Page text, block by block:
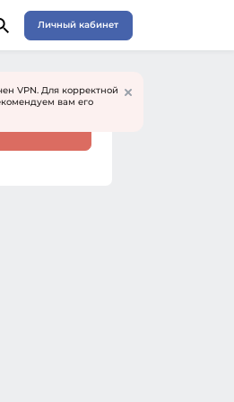
Личный кабинет
VPN. Для корректной
вам его